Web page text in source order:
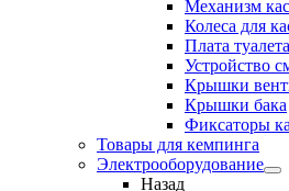
Механизм
Колеса для
Плата туалета
Устройство
Крышки
Крышки бака
Фиксаторы
Товары для кемпинга
Электрооборудование
Назад